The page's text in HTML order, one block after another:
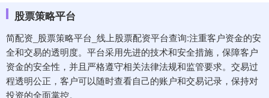
股票策略平台
简配资_股票策略平台_线上股票配资平台查询:注重客户资金的安
全和交易的透明度。平台采用先进的技术和安全措施，保障客户
资金的安全性，并且严格遵守相关法律法规和监管要求。交易过
程透明公正，客户可以随时查看自己的账户和交易记录，保持对
投资的全面掌控。